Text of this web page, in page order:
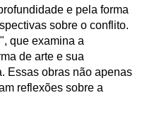
e pela forma
sobre o conflito.
que examina a
de arte e sua
Essas obras não apenas
reflexões sobre a